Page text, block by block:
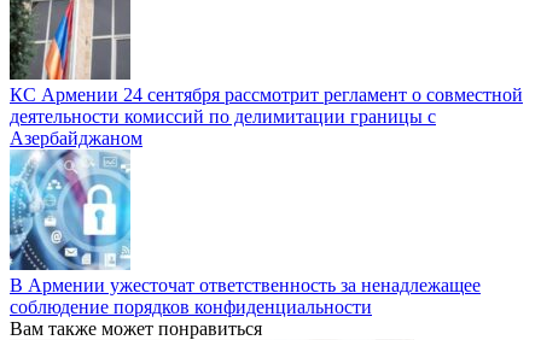
КС Армении 24 сентября рассмотрит регламент о совместной
деятельности комиссий по делимитации границы с
Азербайджаном
В Армении ужесточат ответственность за ненадлежащее
соблюдение порядков конфиденциальности
Вам также может понравиться